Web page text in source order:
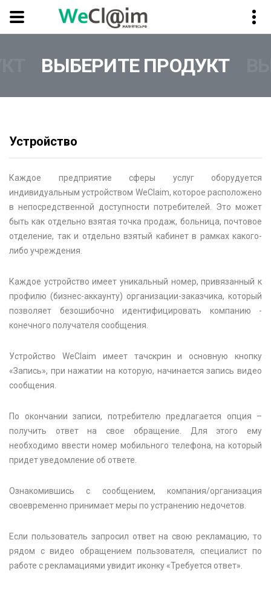
ВЫБЕРИТЕ ПРОДУКТ
Устройство
Каждое предприятие сферы услуг оборудуется
индивидуальным устройством WeClaim, которое расположено
в непосредственной доступности потребителей. Это может
быть как отдельно взятая точка продаж, больница, почтовое
отделение, так и отдельно взятый кабинет в рамках какого-
либо учреждения.
Каждое устройство имеет уникальный номер, привязанный к
профилю (бизнес-аккаунту) организации-заказчика, который
позволяет безошибочно идентифицировать компанию -
конечного получателя сообщения.
Устройство WeClaim имеет тачскрин и основную кнопку
«Запись», при нажатии на которую, начинается запись видео
сообщения.
По окончании записи, потребителю предлагается опция –
получить ответ на свое обращение. Для этого ему
необходимо ввести номер мобильного телефона, на который
придет уведомление об ответе.
Ознакомившись с сообщением, компания/организация
своевременно принимает меры по устранению недочетов.
Если пользователь запросил ответ на свою рекламацию, то
рядом с видео обращением пользователя, специалист по
работе с рекламациями увидит иконку «Требуется ответ».